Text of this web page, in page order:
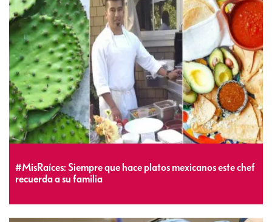
#MisRaíces: Siempre que hace platos mexicanos este chef
recuerda a su familia